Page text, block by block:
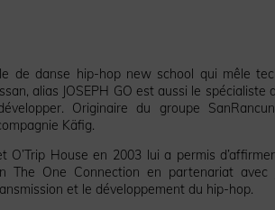
de danse hip-hop new school qui mêle
alias JOSEPH GO est aussi le spécialiste
Originaire du groupe
Käfig.
O’Trip House en 2003 lui a permis
The One Connection en partenariat avec
et le développement du hip-hop.